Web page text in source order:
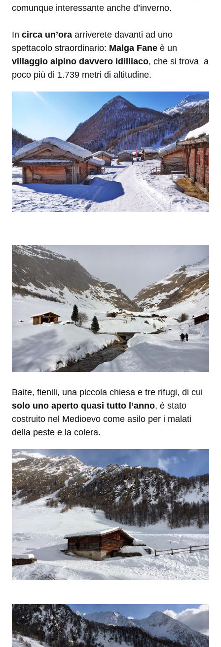
comunque interessante anche d’inverno.
In circa un’ora arriverete davanti ad uno
spettacolo straordinario: Malga Fane è un
villaggio alpino davvero idilliaco, che si trova a
poco più di 1.739 metri di altitudine.
Baite, fienili, una piccola chiesa e tre rifugi, di cui
solo uno aperto quasi tutto l’anno, è stato
costruito nel Medioevo come asilo per i malati
della peste e la colera.